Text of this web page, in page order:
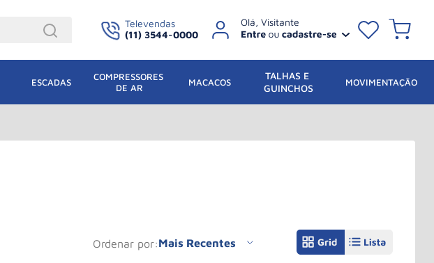
Televendas
(11) 3544-0000
ESCADAS
COMPRESSORES
DE AR
MACACOS
TALHAS E
GUINCHOS
MOVIMENTAÇÃO
ordenar por Mais Recentes